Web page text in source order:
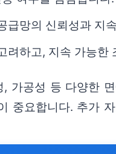
급망의 신뢰성과 지
려하고, 지속 가능한
, 가공성 등 다양한
중요합니다. 추가